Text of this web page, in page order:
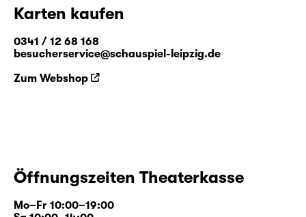
Karten kaufen
0341 / 12 68 168
besucherservice@schauspiel-leipzig.de
Zum Webshop
Öffnungszeiten Theaterkasse
Mo–Fr 10:00–19:00